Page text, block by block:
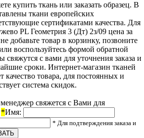
купить ткань или заказать образец. В
ткани европейских
сертификатами качества. Для
PL Геометрия 3 (Дт) 2з/09 цена за
добавьте товар в корзинку, позвоните
воспользуйтесь формой обратной
с вами для уточнения заказа и
сроки. Интернет-магазин тканей
качество товара, для постоянных и
система скидок.
свяжется с Вами для
*Имя:
* Для подтверждения заказа и